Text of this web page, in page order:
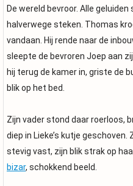
De wereld bevroor. Alle
halverwege steken. Thomas
vandaan. Hij rende naar de
sleepte de bevroren Joep aan
hij terug de kamer in, griste de
blik op het bed.
Zijn vader stond daar roerloos,
diep in Lieke’s kutje
stevig vast, zijn blik strak op
bizar, schokkend beeld.